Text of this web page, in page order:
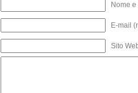
Nome
E-mail
Sito